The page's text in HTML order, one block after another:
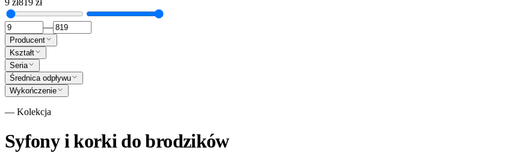
9 zł819 zł
—
Producent
Kształt
Seria
Średnica odpływu
Wykończenie
— Kolekcja
Syfony i korki do brodzików